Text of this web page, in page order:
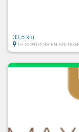
33.5 km
LE CONTROIS-EN-